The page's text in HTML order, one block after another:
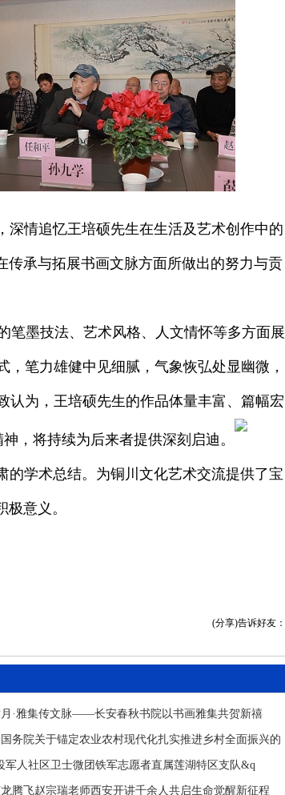
情追忆王培硕先生在生活及艺术创作中的
承与拓展书画文脉方面所做出的努力与贡
笔墨技法、艺术风格、人文情怀等多方面展
笔力雄健中见细腻，气象恢弘处显幽微，
认为，王培硕先生的作品体量丰富、篇幅宏
，将持续为后来者提供深刻启迪。
学术总结。为铜川文化艺术交流提供了宝
意义。
(分享)告诉好友：
·雅集传文脉——长安春秋书院以书画雅集共贺新禧
务院关于锚定农业农村现代化扎实推进乡村全面振兴的
军人社区卫士微团铁军志愿者直属莲湖特区支队&q
腾飞赵宗瑞老师西安开讲千余人共启生命觉醒新征程